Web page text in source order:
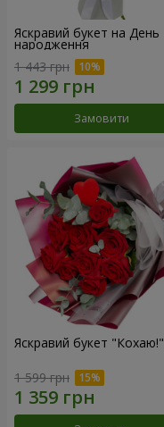
Яскравий букет на День
народження
1 443 грн
Замовити
Яскравий букет "Кохаю!"
1 599 грн